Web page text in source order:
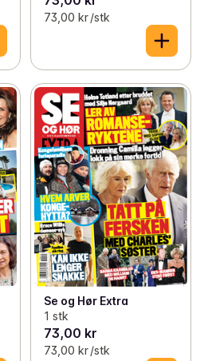
73,00 kr /stk
Se og Hør Extra
1 stk
73,00 kr
73,00 kr /stk